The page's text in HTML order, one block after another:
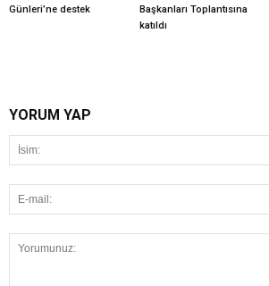
Günleri’ne destek
Başkanları Toplantısına
katıldı
YORUM YAP